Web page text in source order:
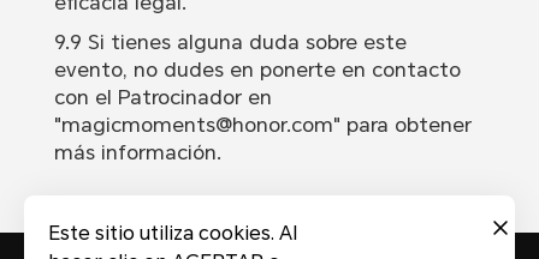
Este sitio utiliza cookies. Al
9.9 Si tienes alguna duda sobre este
evento, no dudes en ponerte en contacto
con el Patrocinador en
"magicmoments@honor.com" para obtener
más información.